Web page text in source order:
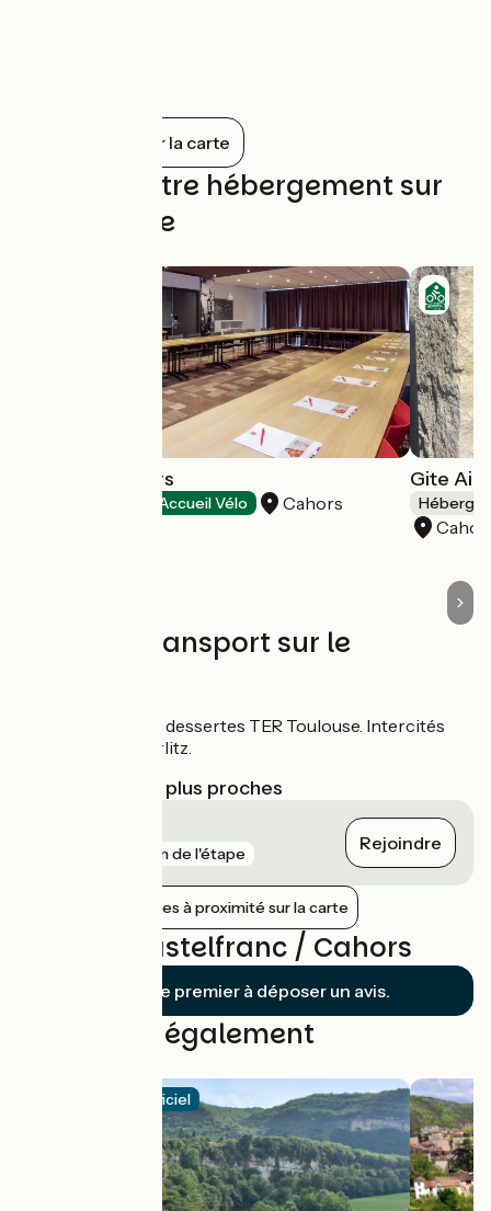
navigation ancienne est aujourd’hui
fréquenté par quelques navires de
plaisance et gabarres restaurées.=
Tout afficher sur la carte
Trouvez votre hébergement sur
cette étape
Hôtel Ibis Cahors
Accueil Vélo Cahors
Gite
Trains et transport sur le
dessertes TER Toulouse. Intercités
pour Paris-Austerlitz.
Gares SNCF les plus proches
111 m de l'étape Rejoindre
Afficher les gares à proximité sur la carte
Avis sur Castelfranc / Cahors
Soyez le premier à déposer un avis.
Découvrez également
Itinéraire officiel